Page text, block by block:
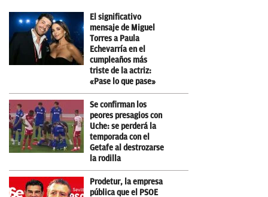
El significativo
mensaje de Miguel
Torres a Paula
Echevarría en el
cumpleaños más
triste de la actriz:
«Pase lo que pase»
Se confirman los
peores presagios con
Uche: se perderá la
temporada con el
Getafe al destrozarse
la rodilla
Prodetur, la empresa
pública que el PSOE